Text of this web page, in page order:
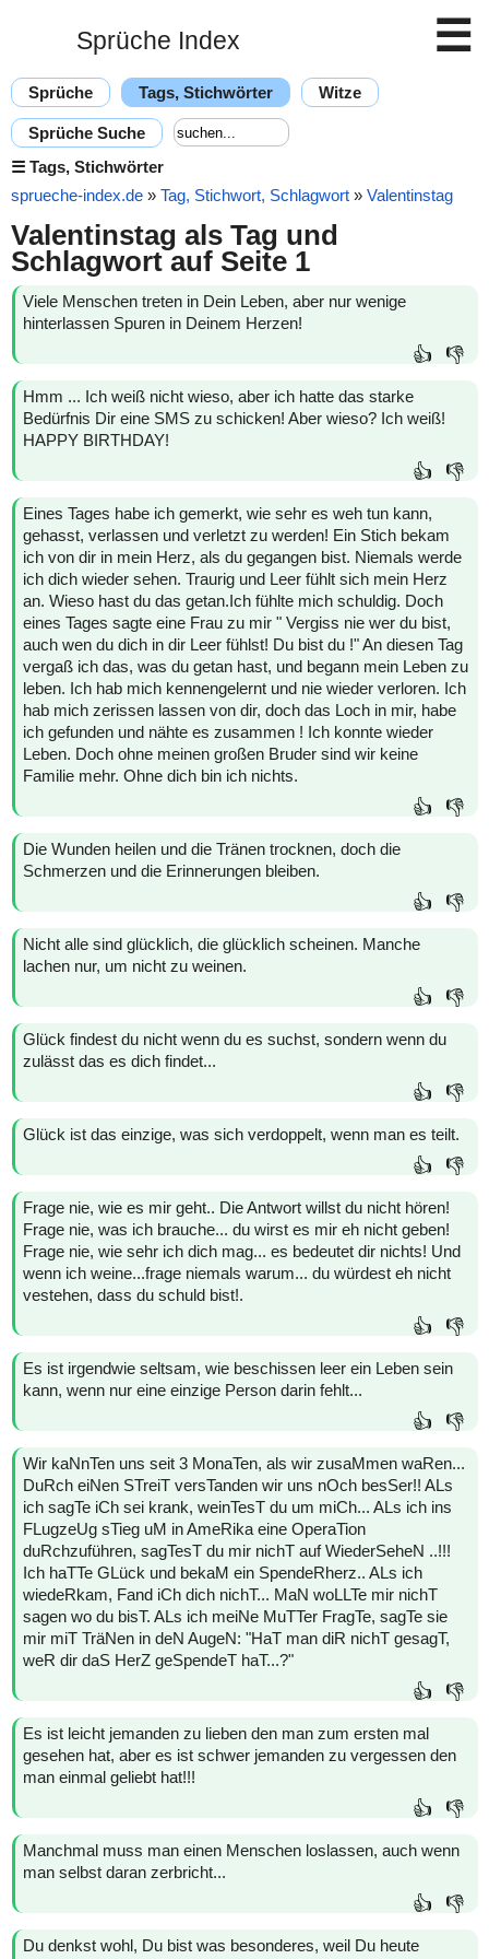
Sprüche Index ☰
Sprüche Tags, Stichwörter Witze
Sprüche Suche
☰ Tags, Stichwörter
sprueche-index.de » Tag, Stichwort, Schlagwort » Valentinstag
Valentinstag als Tag und
Schlagwort auf Seite 1
Viele Menschen treten in Dein Leben, aber nur wenige
hinterlassen Spuren in Deinem Herzen!
👍 👎
Hmm ... Ich weiß nicht wieso, aber ich hatte das starke
Bedürfnis Dir eine SMS zu schicken! Aber wieso? Ich weiß!
HAPPY BIRTHDAY!
👍 👎
Eines Tages habe ich gemerkt, wie sehr es weh tun kann,
gehasst, verlassen und verletzt zu werden! Ein Stich bekam
ich von dir in mein Herz, als du gegangen bist. Niemals werde
ich dich wieder sehen. Traurig und Leer fühlt sich mein Herz
an. Wieso hast du das getan.Ich fühlte mich schuldig. Doch
eines Tages sagte eine Frau zu mir " Vergiss nie wer du bist,
auch wen du dich in dir Leer fühlst! Du bist du !" An diesen Tag
vergaß ich das, was du getan hast, und begann mein Leben zu
leben. Ich hab mich kennengelernt und nie wieder verloren. Ich
hab mich zerissen lassen von dir, doch das Loch in mir, habe
ich gefunden und nähte es zusammen ! Ich konnte wieder
Leben. Doch ohne meinen großen Bruder sind wir keine
Familie mehr. Ohne dich bin ich nichts.
👍 👎
Die Wunden heilen und die Tränen trocknen, doch die
Schmerzen und die Erinnerungen bleiben.
👍 👎
Nicht alle sind glücklich, die glücklich scheinen. Manche
lachen nur, um nicht zu weinen.
👍 👎
Glück findest du nicht wenn du es suchst, sondern wenn du
zulässt das es dich findet...
👍 👎
Glück ist das einzige, was sich verdoppelt, wenn man es teilt.
👍 👎
Frage nie, wie es mir geht.. Die Antwort willst du nicht hören!
Frage nie, was ich brauche... du wirst es mir eh nicht geben!
Frage nie, wie sehr ich dich mag... es bedeutet dir nichts! Und
wenn ich weine...frage niemals warum... du würdest eh nicht
vestehen, dass du schuld bist!.
👍 👎
Es ist irgendwie seltsam, wie beschissen leer ein Leben sein
kann, wenn nur eine einzige Person darin fehlt...
👍 👎
Wir kaNnTen uns seit 3 MonaTen, als wir zusaMmen waRen...
DuRch eiNen STreiT versTanden wir uns nOch besSer!! ALs
ich sagTe iCh sei krank, weinTesT du um miCh... ALs ich ins
FLugzeUg sTieg uM in AmeRika eine OperaTion
duRchzuführen, sagTesT du mir nichT auf WiederSeheN ..!!!
Ich haTTe GLück und bekaM ein SpendeRherz.. ALs ich
wiedeRkam, Fand iCh dich nichT... MaN woLLTe mir nichT
sagen wo du bisT. ALs ich meiNe MuTTer FragTe, sagTe sie
mir miT TräNen in deN AugeN: "HaT man diR nichT gesagT,
weR dir daS HerZ geSpendeT haT...?"
👍 👎
Es ist leicht jemanden zu lieben den man zum ersten mal
gesehen hat, aber es ist schwer jemanden zu vergessen den
man einmal geliebt hat!!!
👍 👎
Manchmal muss man einen Menschen loslassen, auch wenn
man selbst daran zerbricht...
👍 👎
Du denkst wohl, Du bist was besonderes, weil Du heute